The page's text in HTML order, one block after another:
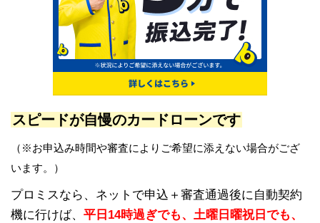
スピードが自慢のカードローンです
（※お申込み時間や審査によりご希望に添えない場合がござ
います。）
プロミスなら、ネットで申込＋審査通過後に自動契約
機に行けば、 平日14時過ぎでも、土曜日曜祝日でも、